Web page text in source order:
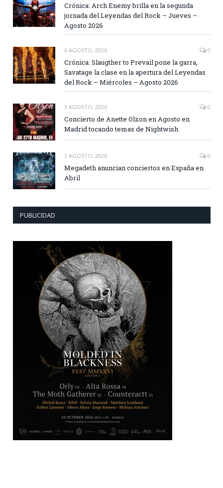
Crónica: Arch Enemy brilla en la segunda
jornada del Leyendas del Rock – Jueves –
Agosto 2026
6 AGOSTO, 2026 0
Crónica: Slaugther to Prevail pone la garra,
Savatage la clase en la apertura del Leyendas
del Rock – Miércoles – Agosto 2026
3 AGOSTO, 2026 0
Concierto de Anette Olzon en Agosto en
Madrid tocando temas de Nightwish
3 AGOSTO, 2026 0
Megadeth anuncian conciertos en España en
Abril
PUBLICIDAD